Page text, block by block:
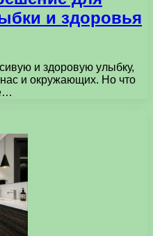
и здоровья
и здоровую улыбку,
нас и окружающих. Но что